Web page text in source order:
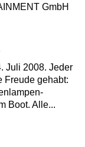
GmbH
Juli 2008. Jeder
Freude gehabt:
Boot. Alle...